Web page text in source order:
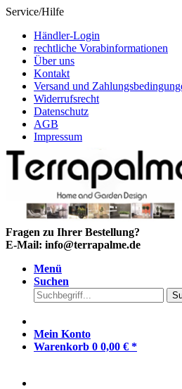
Service/Hilfe
Händler-Login
rechtliche Vorabinformationen
Über uns
Kontakt
Versand und
Widerrufsrecht
Datenschutz
AGB
Impressum
Fragen zu Ihrer Bestellung?
E-Mail: info@terrapalme.de
Menü
Suchen
Mein Konto
Warenkorb 0 0,00 € *